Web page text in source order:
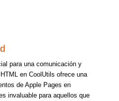
para una comunicación y
en CoolUtils ofrece una
de Apple Pages en
invaluable para aquellos que